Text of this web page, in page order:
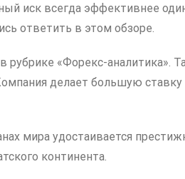
иск всегда эффективнее
ответить в этом обзоре.
«Форекс-аналитика».
делает большую
мира удостаивается
континента.